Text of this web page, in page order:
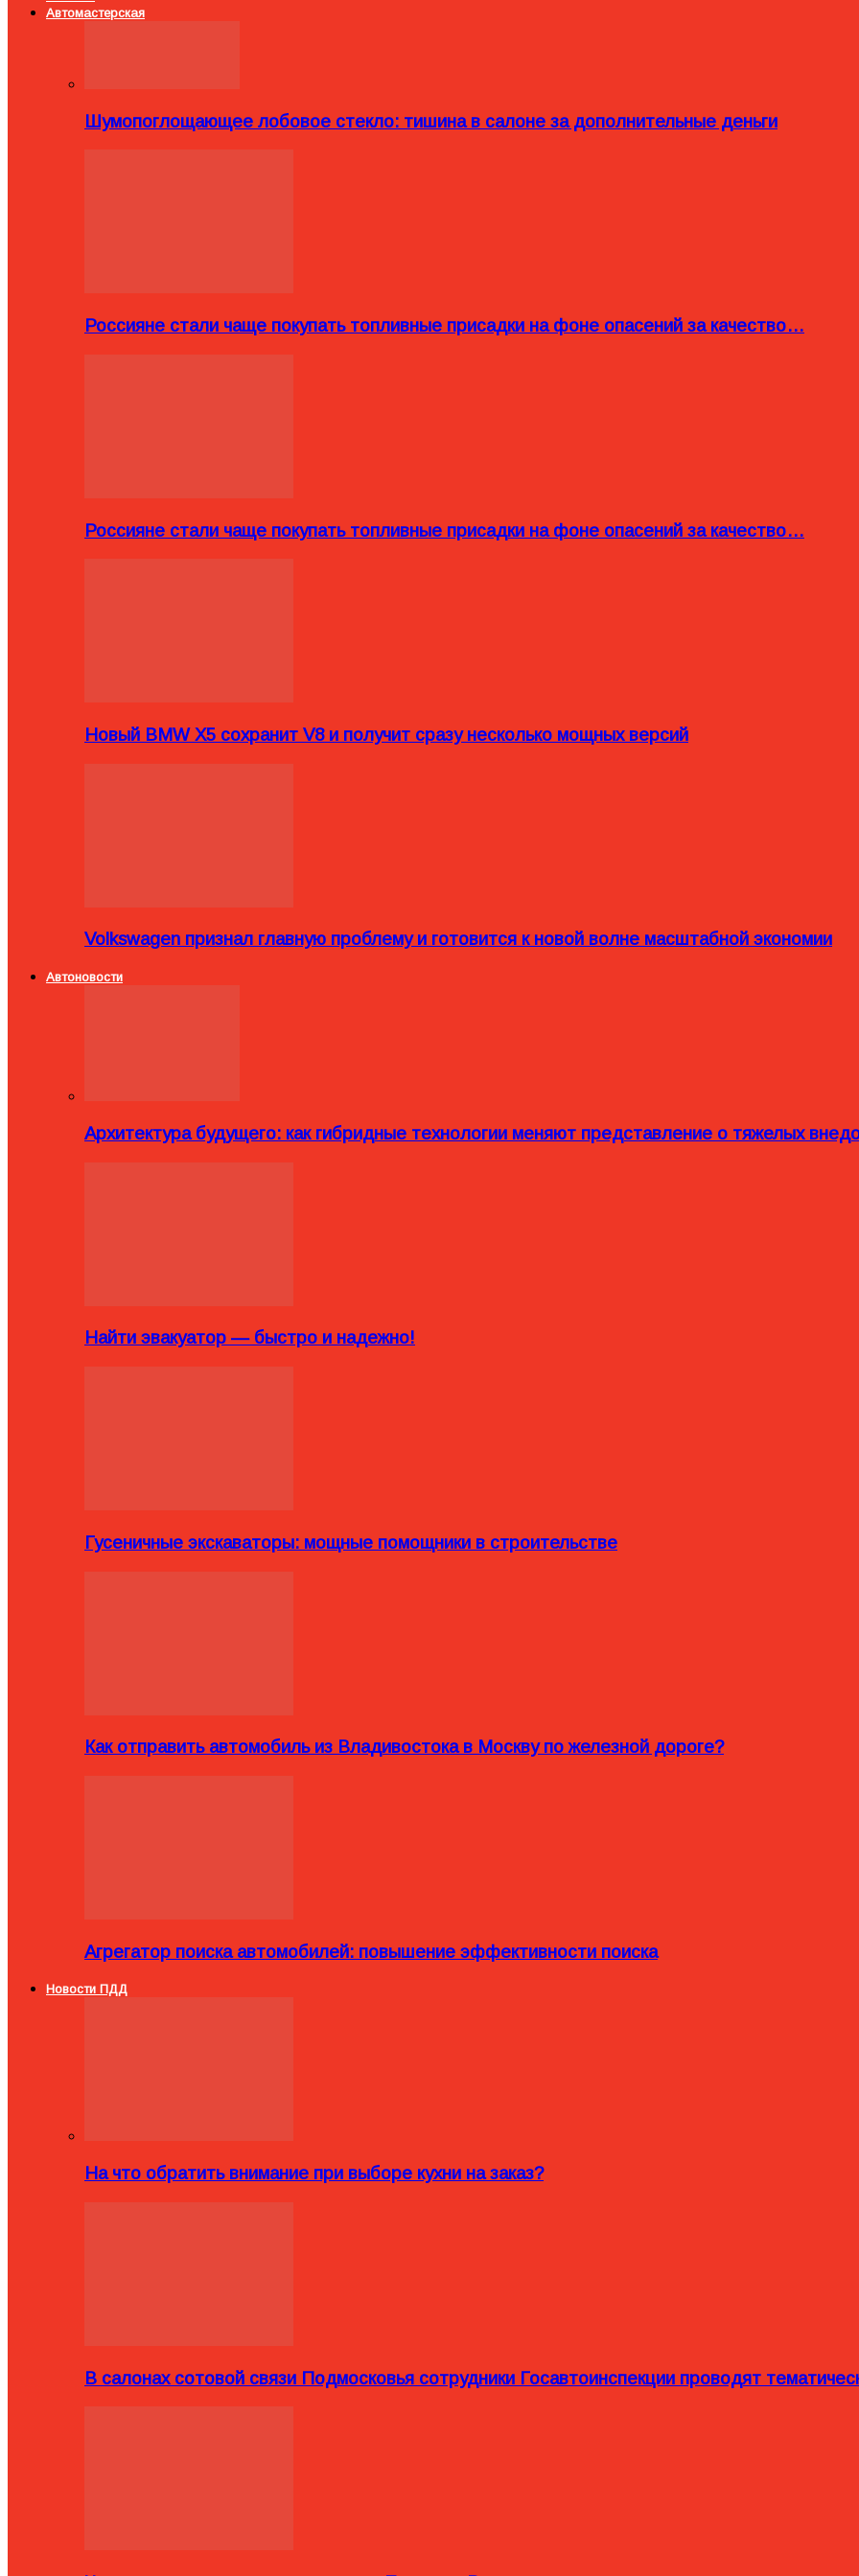
Автомастерская
Шумопоглощающее лобовое стекло: тишина в салоне за дополнительные деньги
Россияне стали чаще покупать топливные присадки на фоне опасений за качество…
Россияне стали чаще покупать топливные присадки на фоне опасений за качество…
Новый BMW X5 сохранит V8 и получит сразу несколько мощных версий
Volkswagen признал главную проблему и готовится к новой волне масштабной экономии
Автоновости
Архитектура будущего: как гибридные технологии меняют представление о тяжелых
Найти эвакуатор — быстро и надежно!
Гусеничные экскаваторы: мощные помощники в строительстве
Как отправить автомобиль из Владивостока в Москву по железной дороге?
Агрегатор поиска автомобилей: повышение эффективности поиска
Новости ПДД
На что обратить внимание при выборе кухни на заказ?
В салонах сотовой связи Подмосковья сотрудники Госавтоинспекции проводят